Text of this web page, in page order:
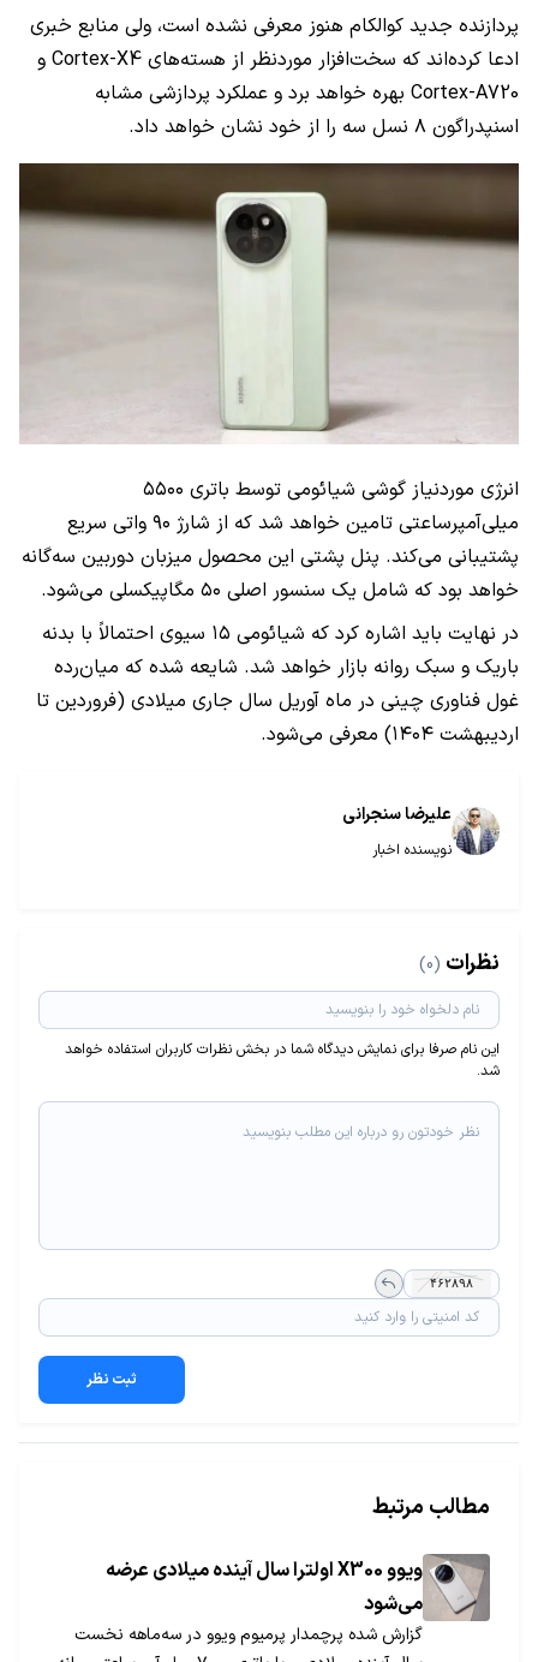
پردازنده جدید کوالکام هنوز معرفی نشده است، ولی منابع خبری
ادعا کرده‌اند که سخت‌افزار موردنظر از هسته‌های Cortex-X4 و
Cortex-A720 بهره خواهد برد و عملکرد پردازشی مشابه
اسنپدراگون ۸ نسل سه را از خود نشان خواهد داد.
انرژی موردنیاز گوشی شیائومی توسط باتری ۵۵۰۰
میلی‌آمپرساعتی تامین خواهد شد که از شارژ ۹۰ واتی سریع
پشتیبانی می‌کند. پنل پشتی این محصول میزبان دوربین سه‌گانه
خواهد بود که شامل یک سنسور اصلی ۵۰ مگاپیکسلی می‌شود.
در نهایت باید اشاره کرد که شیائومی ۱۵ سیوی احتمالاً با بدنه
باریک و سبک روانه بازار خواهد شد. شایعه شده که میان‌رده
غول فناوری چینی در ماه آوریل سال جاری میلادی (فروردین تا
اردیبهشت ۱۴۰۴) معرفی می‌شود.
علیرضا سنجرانی
نویسنده اخبار
نظرات (0)
این نام صرفا برای نمایش دیدگاه شما در بخش نظرات کاربران استفاده خواهد
شد.
ثبت نظر
مطالب مرتبط
ویوو X300 اولترا سال آینده میلادی عرضه
می‌شود
گزارش شده پرچمدار پرمیوم ویوو در سه‌ماهه نخست